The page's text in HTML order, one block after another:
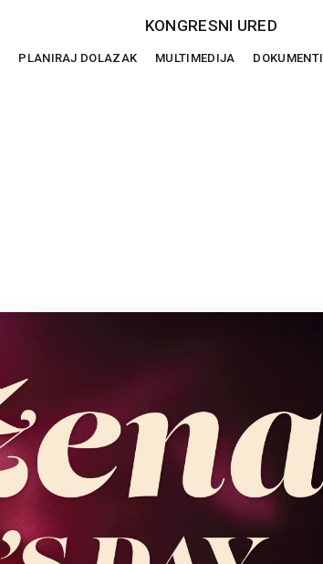
KONGRESNI URED
PLANIRAJ DOLAZAK MULTIMEDIJA DOKUMENTI